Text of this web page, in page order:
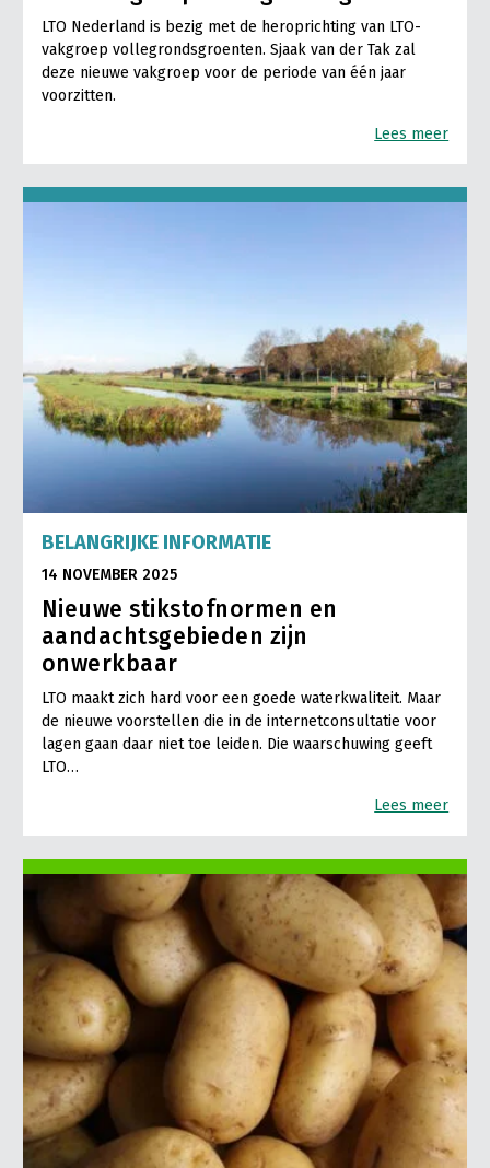
LTO Nederland is bezig met de heroprichting van LTO-
vakgroep vollegrondsgroenten. Sjaak van der Tak zal
deze nieuwe vakgroep voor de periode van één jaar
voorzitten.
Lees meer
BELANGRIJKE INFORMATIE
14 NOVEMBER 2025
Nieuwe stikstofnormen en
aandachtsgebieden zijn
onwerkbaar
LTO maakt zich hard voor een goede waterkwaliteit. Maar
de nieuwe voorstellen die in de internetconsultatie voor
lagen gaan daar niet toe leiden. Die waarschuwing geeft
LTO…
Lees meer